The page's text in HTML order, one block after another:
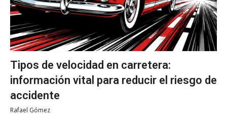
Tipos de velocidad en carretera:
información vital para reducir el riesgo de
accidente
Rafael Gómez